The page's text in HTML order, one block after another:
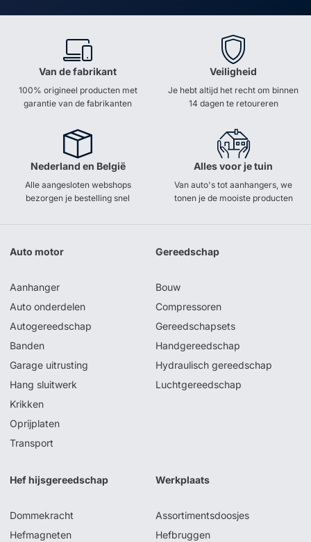
Van de fabrikant
100% origineel producten met
garantie van de fabrikanten
Veiligheid
Je hebt altijd het recht om binnen
14 dagen te retoureren
Nederland en België
Alle aangesloten webshops
bezorgen je bestelling snel
Alles voor je tuin
Van auto's tot aanhangers, we
tonen je de mooiste producten
Auto motor
Aanhanger
Auto onderdelen
Autogereedschap
Banden
Garage uitrusting
Hang sluitwerk
Krikken
Oprijplaten
Transport
Gereedschap
Bouw
Compressoren
Gereedschapsets
Handgereedschap
Hydraulisch gereedschap
Luchtgereedschap
Hef hijsgereedschap
Dommekracht
Hefmagneten
Werkplaats
Assortimentsdoosjes
Hefbruggen